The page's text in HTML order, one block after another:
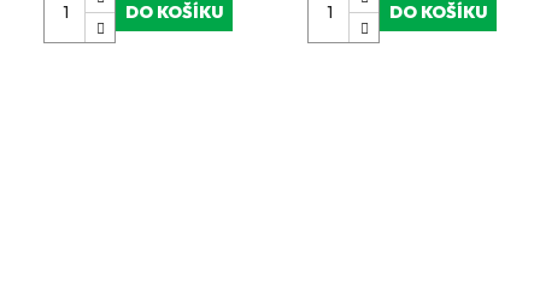
DO KOŠÍKU DO KOŠÍKU